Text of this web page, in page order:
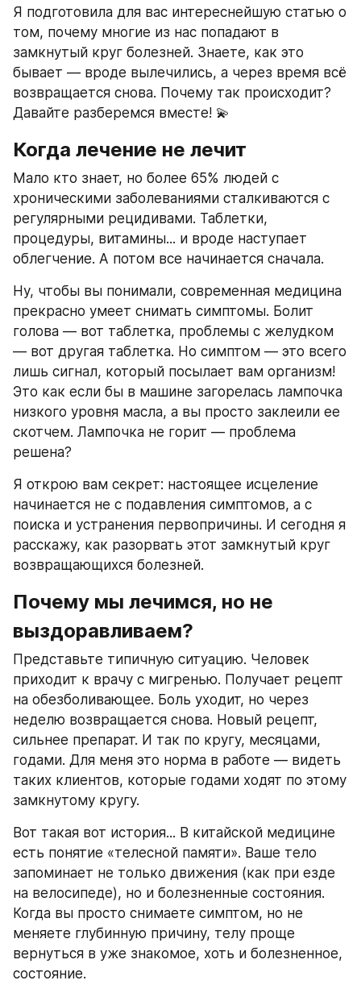
Я подготовила для вас интереснейшую статью о
том, почему многие из нас попадают в
замкнутый круг болезней. Знаете, как это
бывает — вроде вылечились, а через время всё
возвращается снова. Почему так происходит?
Давайте разберемся вместе! 💫
Когда лечение не лечит
Мало кто знает, но более 65% людей с
хроническими заболеваниями сталкиваются с
регулярными рецидивами. Таблетки,
процедуры, витамины... и вроде наступает
облегчение. А потом все начинается сначала.
Ну, чтобы вы понимали, современная медицина
прекрасно умеет снимать симптомы. Болит
голова — вот таблетка, проблемы с желудком
— вот другая таблетка. Но симптом — это всего
лишь сигнал, который посылает вам организм!
Это как если бы в машине загорелась лампочка
низкого уровня масла, а вы просто заклеили ее
скотчем. Лампочка не горит — проблема
решена?
Я открою вам секрет: настоящее исцеление
начинается не с подавления симптомов, а с
поиска и устранения первопричины. И сегодня я
расскажу, как разорвать этот замкнутый круг
возвращающихся болезней.
Почему мы лечимся, но не
выздоравливаем?
Представьте типичную ситуацию. Человек
приходит к врачу с мигренью. Получает рецепт
на обезболивающее. Боль уходит, но через
неделю возвращается снова. Новый рецепт,
сильнее препарат. И так по кругу, месяцами,
годами. Для меня это норма в работе — видеть
таких клиентов, которые годами ходят по этому
замкнутому кругу.
Вот такая вот история... В китайской медицине
есть понятие «телесной памяти». Ваше тело
запоминает не только движения (как при езде
на велосипеде), но и болезненные состояния.
Когда вы просто снимаете симптом, но не
меняете глубинную причину, телу проще
вернуться в уже знакомое, хоть и болезненное,
состояние.